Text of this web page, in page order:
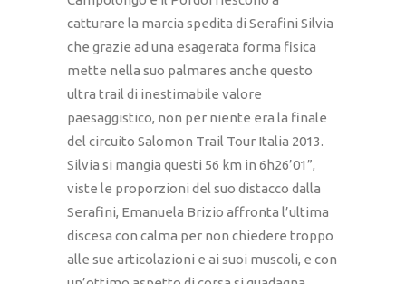
catturare la marcia spedita di Serafini Silvia
che grazie ad una esagerata forma fisica
mette nella suo palmares anche questo
ultra trail di inestimabile valore
paesaggistico, non per niente era la finale
del circuito Salomon Trail Tour Italia 2013.
Silvia si mangia questi 56 km in 6h26’01”,
viste le proporzioni del suo distacco dalla
Serafini, Emanuela Brizio affronta l’ultima
discesa con calma per non chiedere troppo
alle sue articolazioni e ai suoi muscoli, e con